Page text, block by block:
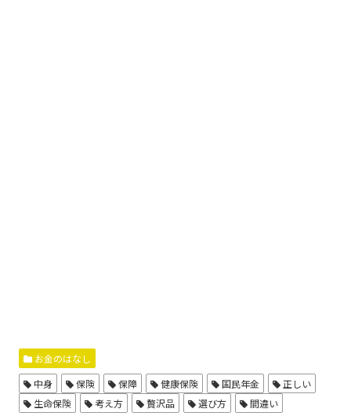
お金のはなし
中身
保険 保障 健康保険 国民年金
正しい
生命保険
考え方 贅沢品 選び方 間違い